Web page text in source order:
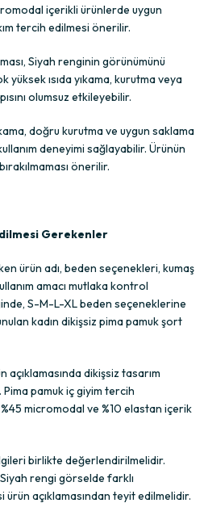
içerikli ürünlerde uygun
tercih edilmesi önerilir.
Siyah renginin görünümünü
yüksek ısıda yıkama, kurutma veya
olumsuz etkileyebilir.
doğru kurutma ve uygun saklama
deneyimi sağlayabilir. Ürünün
önerilir.
Gerekenler
ürün adı, beden seçenekleri, kumaş
amacı mutlaka kontrol
S-M-L-XL beden seçeneklerine
kadın dikişsiz pima pamuk şort
açıklamasında dikişsiz tasarım
pamuk iç giyim tercih
micromodal ve %10 elastan içerik
birlikte değerlendirilmelidir.
rengi görselde farklı
açıklamasından teyit edilmelidir.